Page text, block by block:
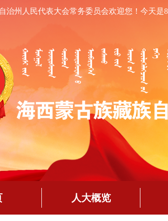
治州人民代表大会常务委员会欢迎您！ 今天是
人大概览